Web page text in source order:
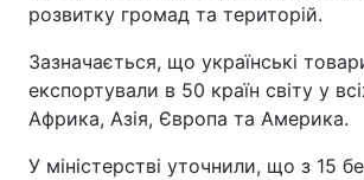
розвитку громад та територій.
Зазначається, що українські
експортували в 50 країн світу у
Африка, Азія, Європа та Америка.
У міністерстві уточнили, що з 15